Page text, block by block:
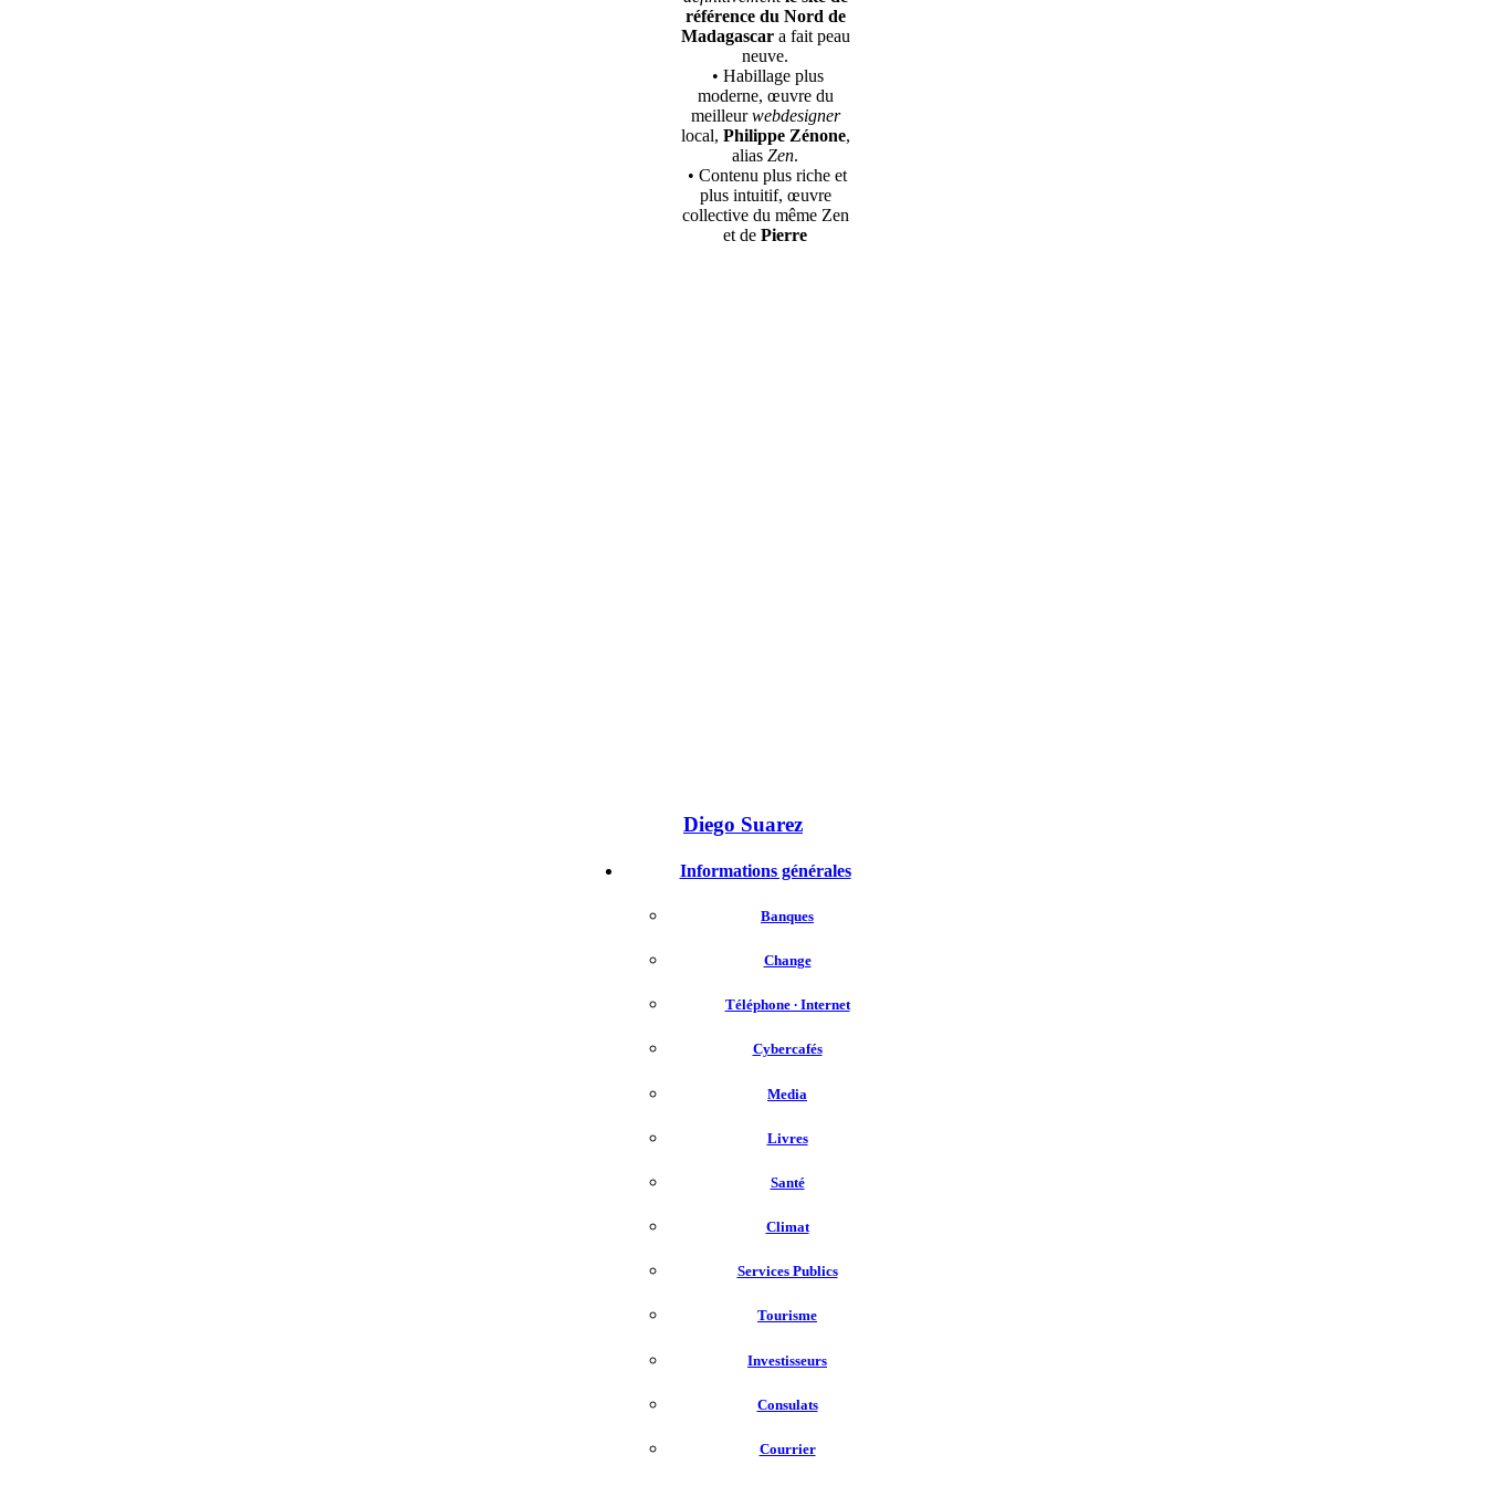
référence du Nord de
Madagascara fait peau
neuve.
• Habillage plus
moderne, œuvre du
meilleurwebdesigner
local, Philippe Zénone,
alias Zen.
• Contenu plus riche et
plus intuitif, œuvre
collective du même Zen
et de Pierre
Diego Suarez
Informations générales
Banques
Change
Téléphone ∙ Internet
Cybercafés
Media
Livres
Santé
Climat
Services Publics
Tourisme
Investisseurs
Consulats
Courrier